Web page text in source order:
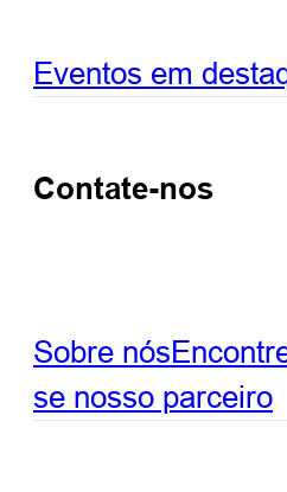
Eventos em
Contate-nos
Sobre nós
se nosso parceiro